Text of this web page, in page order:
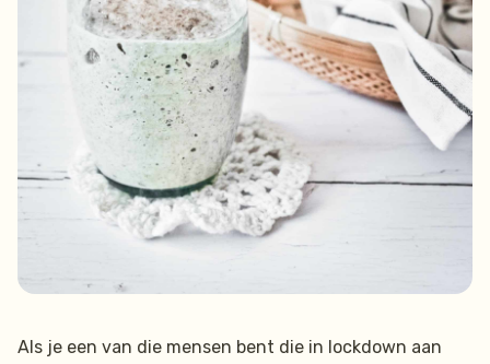
Als je een van die mensen bent die in lockdown aan